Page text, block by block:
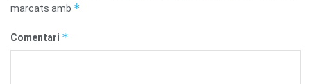
marcats amb *
Comentari *